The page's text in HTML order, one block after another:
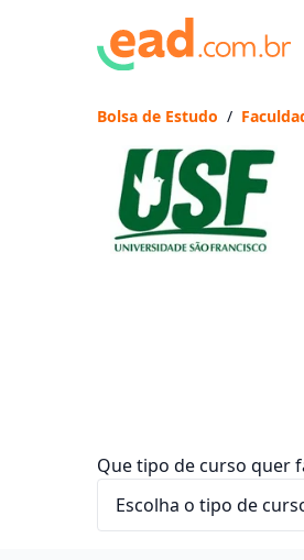
Bolsa de Estudo /
Que tipo de curso quer